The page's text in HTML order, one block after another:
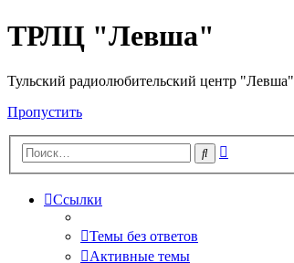
ТРЛЦ "Левша"
Тульский радиолюбительский центр "Левша"
Пропустить
Поиск
Ссылки
Темы без ответов
Активные темы